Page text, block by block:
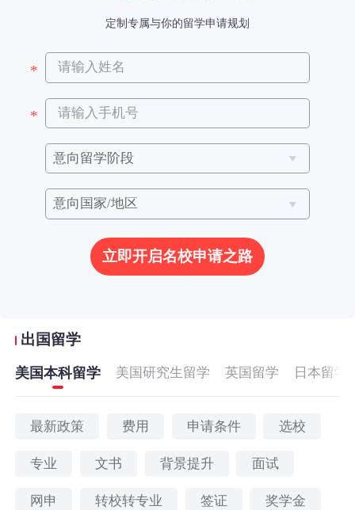
定制专属与你的留学申请规划
立即开启名校申请之路
出国留学
美国本科留学 美国研究生留学 英国留学 日本留学
最新政策 费用 申请条件 选校
专业 文书 背景提升 面试
网申 转校转专业 签证 奖学金